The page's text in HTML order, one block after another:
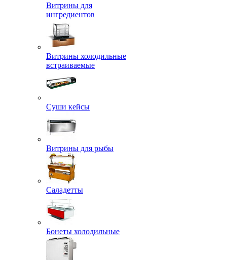
Витрины для
ингредиентов
Витрины холодильные
встраиваемые
Суши кейсы
Витрины для рыбы
Саладетты
Бонеты холодильные